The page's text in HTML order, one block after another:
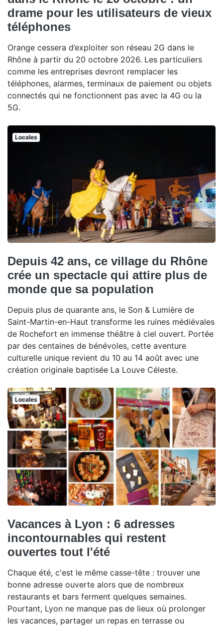
drame pour les utilisateurs de vieux
téléphones
Orange cessera d’exploiter son réseau 2G dans le
Rhône à partir du 20 octobre 2026. Les particuliers
comme les entreprises devront remplacer les
téléphones, alarmes, terminaux de paiement ou objets
connectés qui ne fonctionnent pas avec la 4G ou la
5G.
Locales
Depuis 42 ans, ce village du Rhône
crée un spectacle qui attire plus de
monde que sa population
Depuis plus de quarante ans, le Son & Lumière de
Saint-Martin-en-Haut transforme les ruines médiévales
de Rochefort en immense théâtre à ciel ouvert. Portée
par des centaines de bénévoles, cette aventure
culturelle unique revient du 10 au 14 août avec une
création originale baptisée La Louve Céleste.
Locales
Vacances à Lyon : 6 adresses
incontournables qui restent
ouvertes tout l'été
Chaque été, c'est le même casse-tête : trouver une
bonne adresse ouverte alors que de nombreux
restaurants et bars ferment quelques semaines.
Pourtant, Lyon ne manque pas de lieux où prolonger
les vacances, partager un repas en terrasse ou